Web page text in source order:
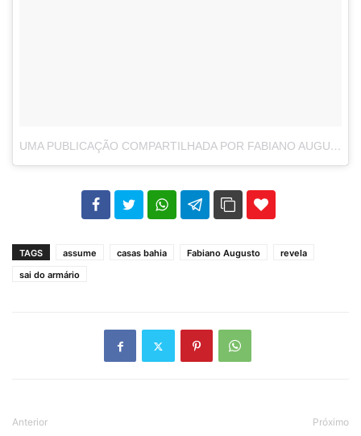
UMA PUBLICAÇÃO COMPARTILHADA POR FABIANO AUGUSTO (@FABIANOAUGUSTOPINTO)
102 35
TAGS assume casas bahia Fabiano Augusto
revela
sai do armário
Anterior Próximo